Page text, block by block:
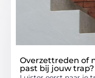
Overzettreden of
past bij jouw trap?